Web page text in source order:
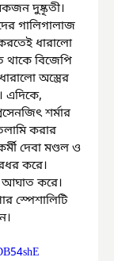
দুষ্কৃতী।
গালিগালাজ
ধারালো
থাকে বিজেপি
অস্ত্রের
এদিকে,
শর্মার
করার
দেবা মণ্ডল ও
করে।
আঘাত করে।
স্পেশালিটি